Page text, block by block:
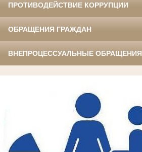
ПРОТИВОДЕЙСТВИЕ КОРРУПЦИИ
ОБРАЩЕНИЯ ГРАЖДАН
ВНЕПРОЦЕССУАЛЬНЫЕ ОБРАЩЕНИЯ